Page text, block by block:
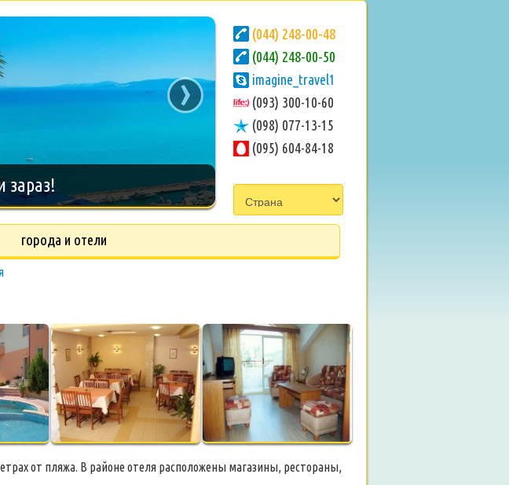
дней
›
(044) 248-00-48
(044) 248-00-50
imagine_travel1
(093) 300-10-60
(098) 077-13-15
(095) 604-84-18
города и отели
от пляжа. В районе отеля расположены магазины, рестораны,